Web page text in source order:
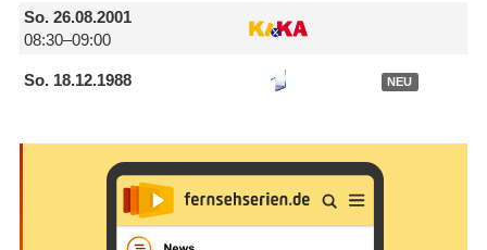
So.26.08.2001
08:30–09:00
So.18.12.1988 NEU